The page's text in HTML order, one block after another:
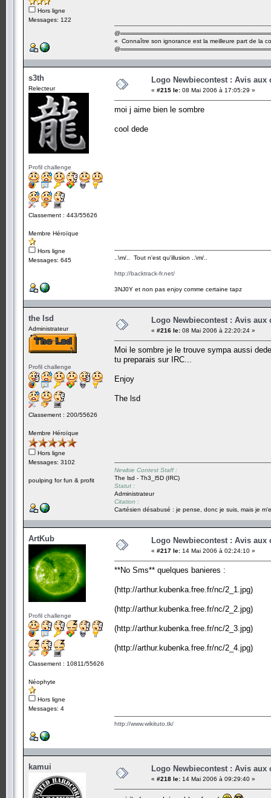
Hors ligne
Messages: 122
« Connaître son ignorance est la meilleure part de la
s3th
Relecteur
Profil challenge
Classement : 443/55626
Membre Héroïque
Hors ligne
Messages: 645
Logo Newbiecontest : Avis aux
« #215 le: 08 Mai 2006 à 17:05:29 »
moi j aime bien le sombre
cool dede
..\m/.. Tout n'est qu'illusion ..\m/..
http://backtrack-fr.net/
3NJ0Y et non pas enjoy comme certaine tapz
the lsd
Administrateur
Profil challenge
Classement : 200/55626
Membre Héroïque
Hors ligne
Messages: 3102
poulping for fun & profit
Logo Newbiecontest : Avis aux
« #216 le: 08 Mai 2006 à 22:20:24 »
Moi le sombre je le trouve sympa aussi
tu preparais sur IRC...
Enjoy
The lsd
Newbie Contest Staff :
The lsd - Th3_l5D (IRC)
Statut :
Administrateur
Citation :
Cartésien désabusé : je pense, donc je suis, mais je
ArtKub
Profil challenge
Classement : 10811/55626
Néophyte
Hors ligne
Messages: 4
Logo Newbiecontest : Avis aux
« #217 le: 14 Mai 2006 à 02:24:10 »
**No Sms** quelques banieres :
(http://arthur.kubenka.free.fr/nc/2_1.jpg)
(http://arthur.kubenka.free.fr/nc/2_2.jpg)
(http://arthur.kubenka.free.fr/nc/2_3.jpg)
(http://arthur.kubenka.free.fr/nc/2_4.jpg)
http://www.wikituto.tk/
kamui Logo Newbiecontest : Avis aux
« #218 le: 14 Mai 2006 à 09:29:40 »